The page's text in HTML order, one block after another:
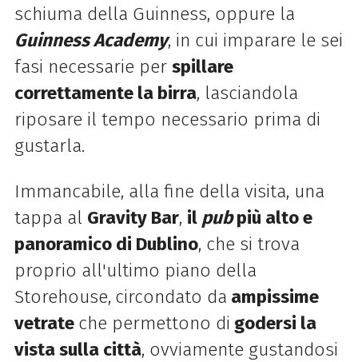
schiuma della Guinness, oppure la
Guinness Academy, in cui imparare le sei
fasi necessarie per spillare
correttamente la birra, lasciandola
riposare il tempo necessario prima di
gustarla.
Immancabile, alla fine della visita, una
tappa al Gravity Bar, il pubpiù alto e
panoramico di Dublino, che si trova
proprio all'ultimo piano della
Storehouse, circondato da ampissime
vetrate che permettono di godersi la
vista sulla città, ovviamente gustandosi